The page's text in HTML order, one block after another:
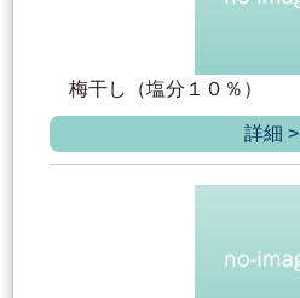
梅干し（塩分１０％）
詳細 >